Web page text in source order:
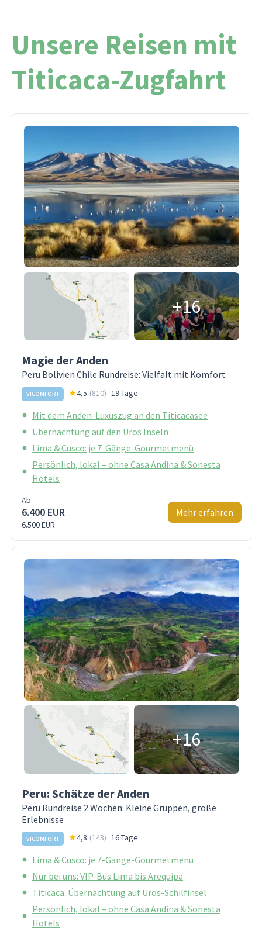
Unsere Reisen mit
Titicaca-Zugfahrt
+16
Magie der Anden
Peru Bolivien Chile Rundreise: Vielfalt mit Komfort
VICOMFORT 4,5 (810) 19 Tage
Mit dem Anden-Luxuszug an den Titicacasee
Übernachtung auf den Uros Inseln
Lima & Cusco: je 7-Gänge-Gourmetmenü
Persönlich, lokal – ohne Casa Andina & Sonesta
Hotels
Ab:
6.400 EUR
6.500 EUR
Mehr erfahren
+16
Peru: Schätze der Anden
Peru Rundreise 2 Wochen: Kleine Gruppen, große
Erlebnisse
VICOMFORT 4,8 (143) 16 Tage
Lima & Cusco: je 7-Gänge-Gourmetmenü
Nur bei uns: VIP-Bus Lima bis Arequipa
Titicaca: Übernachtung auf Uros-Schilfinsel
Persönlich, lokal – ohne Casa Andina & Sonesta
Hotels